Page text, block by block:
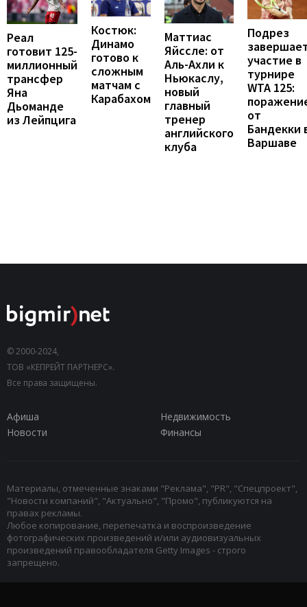
Реал
готовит 125-
миллионный
трансфер
Яна
Дьоманде
из Лейпцига
Костюк:
Динамо
готово к
сложным
матчам с
Карабахом
Маттиас
Яйссле: от
Аль-Ахли к
Ньюкаслу,
новый
главный
тренер
английского
клуба
Подрез
участие в
турнире
WTA 125:
от
Бандекки
Варшаве
© 2000-2024,
ТОВ «КЕПРЕЙТ ПАРТНЕРС».
Все права защищены.
Афиша
Недвижимость
Новости
Финансы
Материалы, отмеченные знаками "Реклама", "PR", "Спецпроект",
"Новости компаний", "Актуально", "Промо", публикуются на
правах рекламы.
Любое копирование, перепечатка и воспроизведение
фотографических произведений и/или аудиовизуальных
произведений правообладателя Getty Images - строго
запрещено.